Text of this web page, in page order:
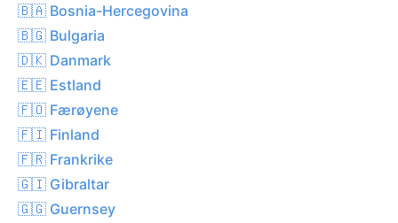
🇧🇦 Bosnia-Hercegovina
🇧🇬 Bulgaria
🇩🇰 Danmark
🇪🇪 Estland
🇫🇴 Færøyene
🇫🇮 Finland
🇫🇷 Frankrike
🇬🇮 Gibraltar
🇬🇬 Guernsey